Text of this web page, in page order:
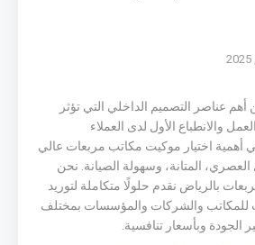
عناصر التصميم الداخلي التي تؤثر
والانطباع الأول لدى العملاء
أهمية اختيار موكيت مكاتب مربعات عالي
المتانة، وسهولة الصيانة. نحن
بالرياض نقدم حلولًا متكاملة لتوريد
للمكاتب والشركات والمؤسسات بمختلف
الجودة وبأسعار تنافسية.